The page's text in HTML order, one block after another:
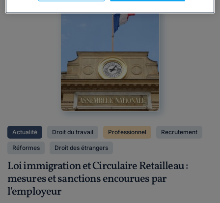
Actualité Droit du travail Professionnel Recrutement
Réformes Droit des étrangers
Loi immigration et Circulaire Retailleau :
mesures et sanctions encourues par
l'employeur